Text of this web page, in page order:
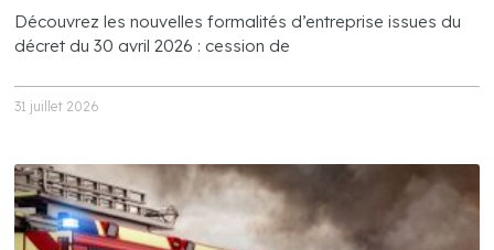
Découvrez les nouvelles formalités d’entreprise issues du
décret du 30 avril 2026 : cession de
31 juillet 2026